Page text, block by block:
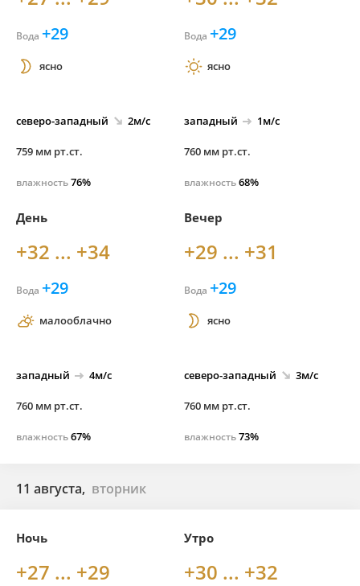
Вода +29
ясно
северо-западный 2м/с
759 мм рт.ст.
влажность76%
Вода +29
ясно
западный 1м/с
760 мм рт.ст.
влажность68%
День
+32 ... +34
Вода +29
малооблачно
западный 4м/с
760 мм рт.ст.
влажность67%
Вечер
+29 ... +31
Вода +29
ясно
северо-западный 3м/с
760 мм рт.ст.
влажность73%
11 августа, вторник
Ночь
+27 ... +29
Утро
+30 ... +32